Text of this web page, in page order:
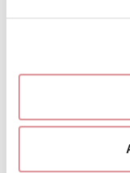
concordare